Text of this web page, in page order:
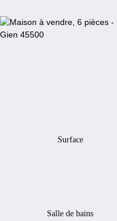
Surface
Salle de bains